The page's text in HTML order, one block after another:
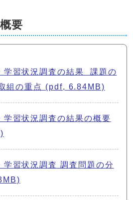
要
学習状況調査の結果 課題の
組の重点 (pdf, 6.84MB)
学習状況調査の結果の概要
学習状況調査 調査問題の分